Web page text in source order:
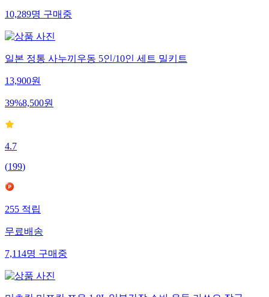
10,289명구매중
일본 정통 사누끼우동 5인/10인 세트 밀키트
13,900원
39%8,500원
4.7
(199)
255적립
무료배송
7,114명구매중